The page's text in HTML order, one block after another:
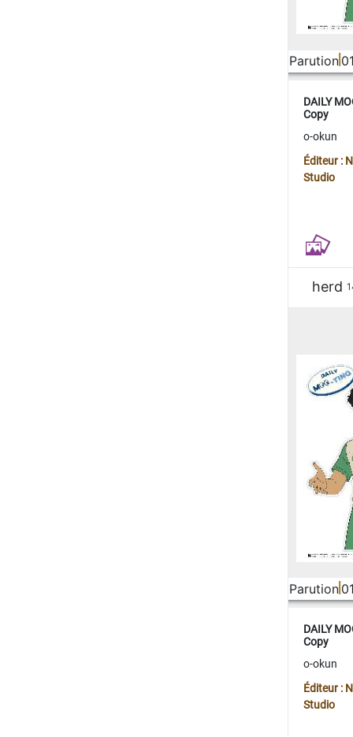
Parution
DAILY
Copy
o-okun
Éditeur :
Studio
herd
Parution
DAILY
Copy
o-okun
Éditeur :
Studio